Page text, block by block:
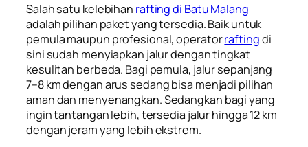
Salah satu kelebihan rafting di Batu Malang
adalah pilihan paket yang tersedia. Baik untuk
pemula maupun profesional, operatorraftingdi
sini sudah menyiapkan jalur dengan tingkat
kesulitan berbeda. Bagi pemula, jalur sepanjang
7–8 km dengan arus sedang bisa menjadi pilihan
aman dan menyenangkan. Sedangkan bagi yang
ingin tantangan lebih, tersedia jalur hingga 12 km
dengan jeram yang lebih ekstrem.